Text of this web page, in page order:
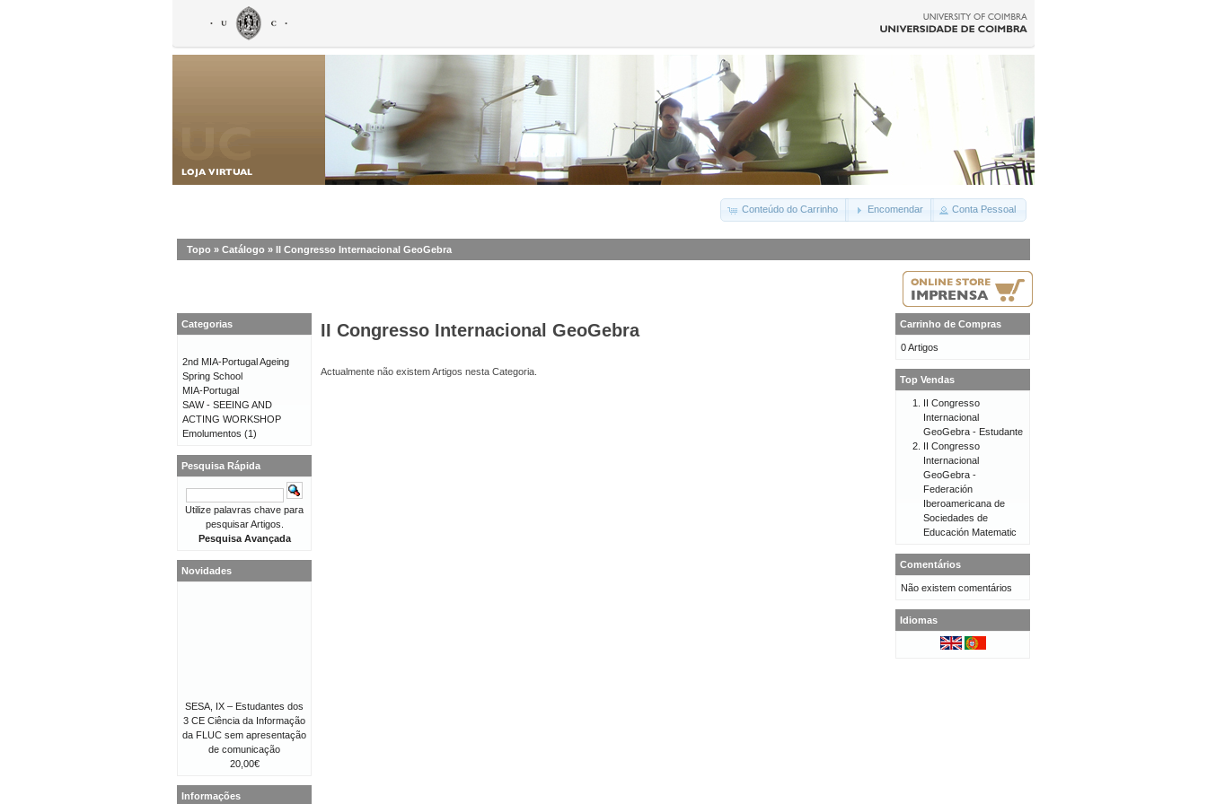
Conteúdo do Carrinho Encomendar Conta Pessoal
Topo » Catálogo » II Congresso Internacional GeoGebra
II Congresso Internacional GeoGebra
Actualmente não existem Artigos nesta Categoria.
Categorias
2nd MIA-Portugal Ageing
Spring School
MIA-Portugal
SAW - SEEING AND
ACTING WORKSHOP
Emolumentos (1)
Pesquisa Rápida
Utilize palavras chave para
pesquisar Artigos.
Pesquisa Avançada
Novidades
SESA, IX – Estudantes dos
3 CE Ciência da Informação
da FLUC sem apresentação
de comunicação
20,00€
Informações
Carrinho de Compras
0 Artigos
Top Vendas
II Congresso
Internacional
GeoGebra - Estudante
II Congresso
Internacional
GeoGebra -
Federación
Iberoamericana de
Sociedades de
Educación Matematic
Comentários
Não existem comentários
Idiomas